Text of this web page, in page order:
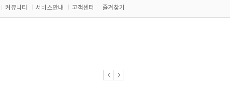
커뮤니티 서비스안내 고객센터 즐겨찾기